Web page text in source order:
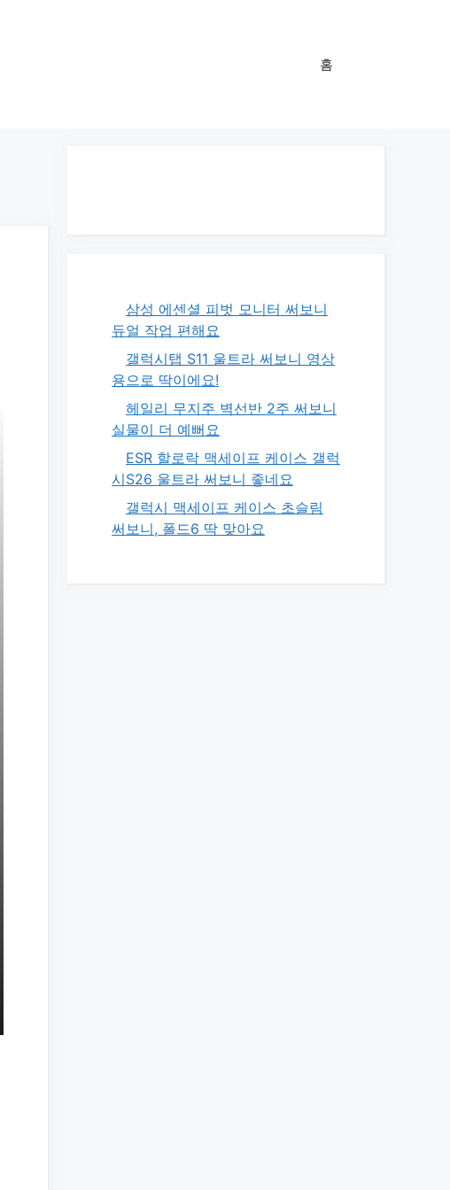
홈
삼성 에센셜 피벗 모니터 써보니
듀얼 작업 편해요
갤럭시탭 S11 울트라 써보니 영상
용으로 딱이에요!
헤일리 무지주 벽선반 2주 써보니
실물이 더 예뻐요
ESR 할로락 맥세이프 케이스 갤럭
시S26 울트라 써보니 좋네요
갤럭시 맥세이프 케이스 초슬림
써보니, 폴드6 딱 맞아요